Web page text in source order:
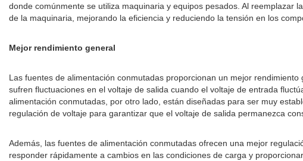
donde comúnmente se utiliza maquinaria y equipos pesados. Al reemplazar
de la maquinaria, mejorando la eficiencia y reduciendo la tensión en los
Mejor rendimiento general
Las fuentes de alimentación conmutadas proporcionan un mejor
sufren fluctuaciones en el voltaje de salida cuando el voltaje de entrada
alimentación conmutadas, por otro lado, están diseñadas para ser muy
regulación de voltaje para garantizar que el voltaje de salida permanezca
Además, las fuentes de alimentación conmutadas ofrecen una mejor
responder rápidamente a cambios en las condiciones de carga y